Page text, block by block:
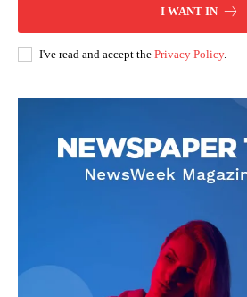
I WANT IN
I've read and accept the Privacy Policy.